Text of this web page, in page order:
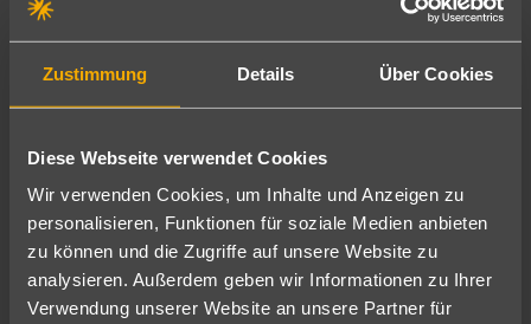
Zustimmung Details Über Cookies
Diese Webseite verwendet Cookies
Wir verwenden Cookies, um Inhalte und Anzeigen zu
personalisieren, Funktionen für soziale Medien anbieten
zu können und die Zugriffe auf unsere Website zu
analysieren. Außerdem geben wir Informationen zu Ihrer
Verwendung unserer Website an unsere Partner für
Gerne können Sie uns auch über unsere Social-Media-Kanäle
kontaktieren!